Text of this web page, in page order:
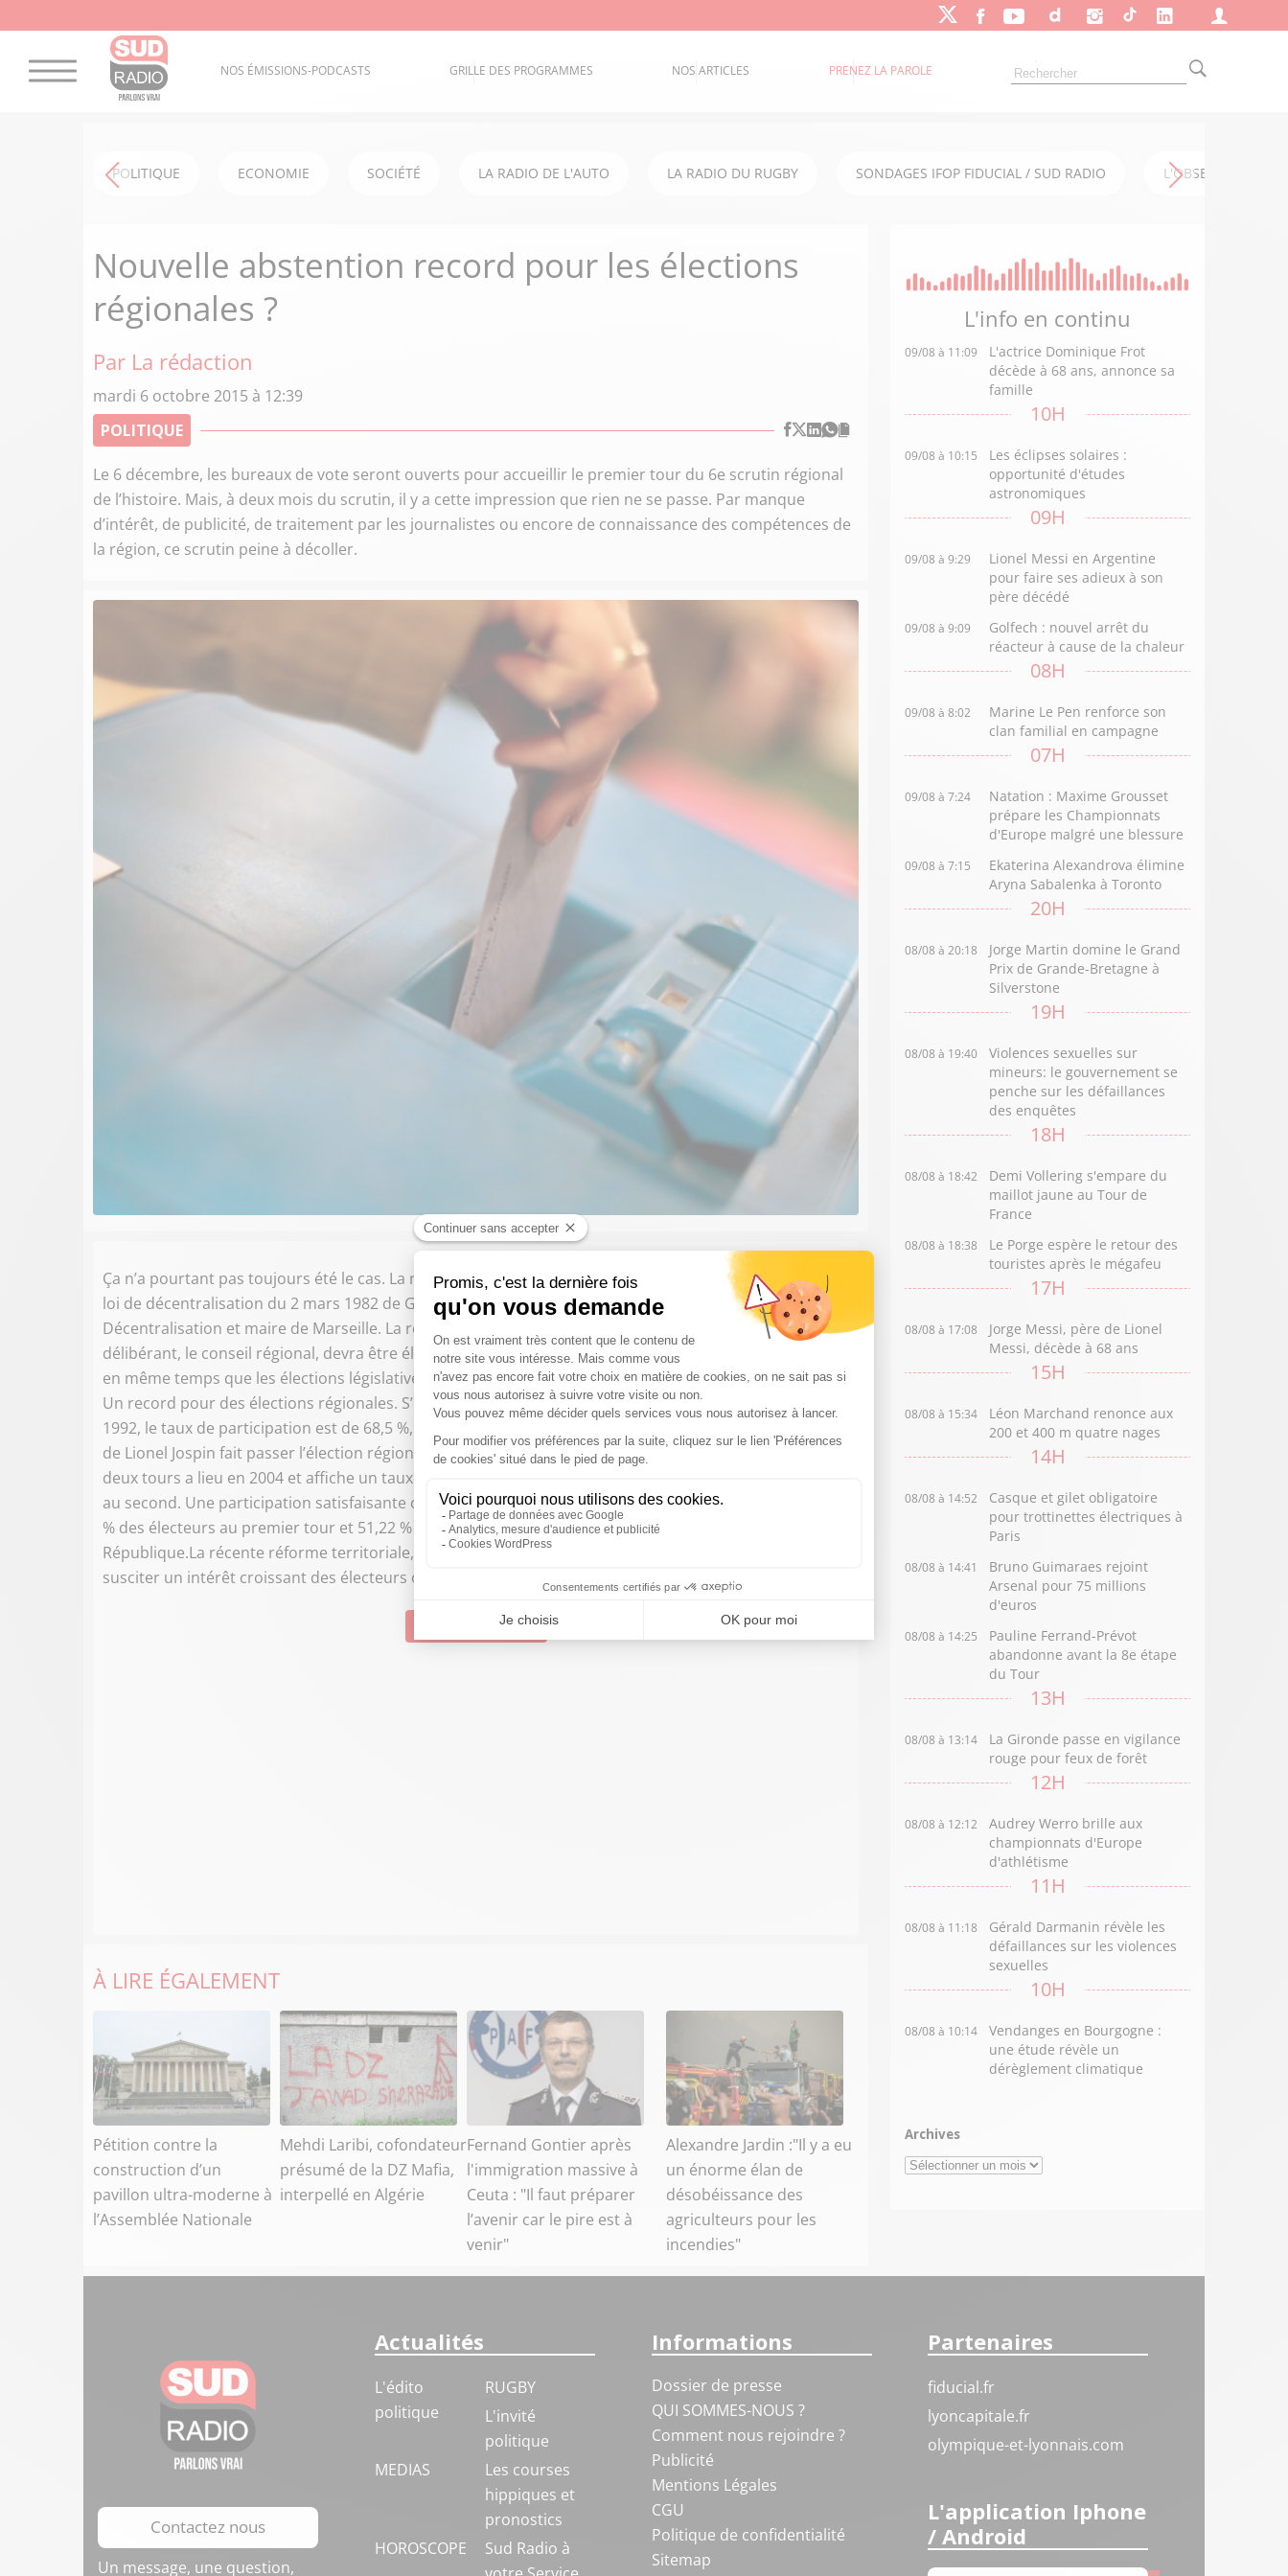
NOS ÉMISSIONS-PODCASTS GRILLE DES PROGRAMMES NOS ARTICLES PRENEZ LA PAROLE
POLITIQUE ECONOMIE SOCIÉTÉ LA RADIO DE L'AUTO LA RADIO DU RUGBY SONDAGES IFOP FIDUCIAL / SUD RADIO L'OBSERVATOIRE
Nouvelle abstention record pour les élections
régionales ?
Par La rédaction
mardi 6 octobre 2015 à 12:39
POLITIQUE
Le 6 décembre, les bureaux de vote seront ouverts pour accueillir le premier tour du 6e scrutin régional
de l’histoire. Mais, à deux mois du scrutin, il y a cette impression que rien ne se passe. Par manque
d’intérêt, de publicité, de traitement par les journalistes ou encore de connaissance des compétences de
la région, ce scrutin peine à décoller.
Ça n’a pourtant pas toujours été le cas. La région telle qu’on la connaît aujourd’hui a été instituée par la
loi de décentralisation du 2 mars 1982 de Gaston Deferre, alors ministre de l’Intérieur et de la
Décentralisation et maire de Marseille. La région devient alors une collectivité territoriale et son organe
délibérant, le conseil régional, devra être élu au suffrage universel.La première élection a lieu en 1986,
en même temps que les élections législatives, ce qui explique aussi le taux de participation : 77,93 %.
Un record pour des élections régionales. S’ensuit une lente et progressive chute de la participation. En
1992, le taux de participation est de 68,5 %, en 1999 de 57,97 %. Cette même année, le gouvernement
de Lionel Jospin fait passer l’élection régionale en scrutin de liste à deux tours. La première élection à
deux tours a lieu en 2004 et affiche un taux de participation de 60,84 % au premier tour et de 65,66 %
au second. Une participation satisfaisante comparée à la dernière élection, qui n’a rassemblé que 46,33
% des électeurs au premier tour et 51,22 % au second. Soit la 6e élection la moins suivie de la Ve
République.La récente réforme territoriale, qui fait passer le nombre de régions de 22 à 13, va-t-elle
susciter un intérêt croissant des électeurs ou laisser l’abstention grignoter encore du terrain ?
Suivre Sud Radio
À LIRE ÉGALEMENT
Pétition contre la
construction d’un
pavillon ultra-moderne à
l’Assemblée Nationale
Mehdi Laribi, cofondateur
présumé de la DZ Mafia,
interpellé en Algérie
Fernand Gontier après
l'immigration massive à
Ceuta : "Il faut préparer
l’avenir car le pire est à
venir"
Alexandre Jardin :"Il y a eu
un énorme élan de
désobéissance des
agriculteurs pour les
incendies"
L'info en continu
09/08 à 11:09
L'actrice Dominique Frot
décède à 68 ans, annonce sa
famille
10H
09/08 à 10:15
Les éclipses solaires :
opportunité d'études
astronomiques
09H
09/08 à 9:29
Lionel Messi en Argentine
pour faire ses adieux à son
père décédé
09/08 à 9:09
Golfech : nouvel arrêt du
réacteur à cause de la chaleur
08H
09/08 à 8:02
Marine Le Pen renforce son
clan familial en campagne
07H
09/08 à 7:24
Natation : Maxime Grousset
prépare les Championnats
d'Europe malgré une blessure
09/08 à 7:15
Ekaterina Alexandrova élimine
Aryna Sabalenka à Toronto
20H
08/08 à 20:18
Jorge Martin domine le Grand
Prix de Grande-Bretagne à
Silverstone
19H
08/08 à 19:40
Violences sexuelles sur
mineurs: le gouvernement se
penche sur les défaillances
des enquêtes
18H
08/08 à 18:42
Demi Vollering s'empare du
maillot jaune au Tour de
France
08/08 à 18:38
Le Porge espère le retour des
touristes après le mégafeu
17H
08/08 à 17:08
Jorge Messi, père de Lionel
Messi, décède à 68 ans
15H
08/08 à 15:34
Léon Marchand renonce aux
200 et 400 m quatre nages
14H
08/08 à 14:52
Casque et gilet obligatoire
pour trottinettes électriques à
Paris
08/08 à 14:41
Bruno Guimaraes rejoint
Arsenal pour 75 millions
d'euros
08/08 à 14:25
Pauline Ferrand-Prévot
abandonne avant la 8e étape
du Tour
13H
08/08 à 13:14
La Gironde passe en vigilance
rouge pour feux de forêt
12H
08/08 à 12:12
Audrey Werro brille aux
championnats d'Europe
d'athlétisme
11H
08/08 à 11:18
Gérald Darmanin révèle les
défaillances sur les violences
sexuelles
10H
08/08 à 10:14
Vendanges en Bourgogne :
une étude révèle un
dérèglement climatique
Archives
Archives
Contactez nous
Un message, une question,
Actualités
L'édito
politique
RUGBY
L'invité
politique
MEDIAS
Les courses
hippiques et
pronostics
HOROSCOPE
Sud Radio à
Informations
Dossier de presse
QUI SOMMES-NOUS ?
Comment nous rejoindre ?
Publicité
Mentions Légales
CGU
Politique de confidentialité
Sitemap
Partenaires
fiducial.fr
lyoncapitale.fr
olympique-et-lyonnais.com
L'application Iphone
/ Android